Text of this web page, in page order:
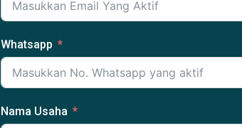
Whatsapp
Nama Usaha